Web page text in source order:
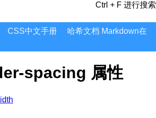
Ctrl + F 进行搜索
CSS中文手册
哈希文档 Markdown在
spacing 属性